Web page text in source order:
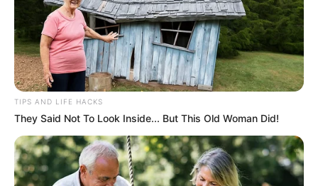
LOCALIDAD ANTONIO
NARIÑO
Conmoción en Ciudad
encuentran a mujer sin
vida en plena calle
HOMICIDA
TIPS AND LIFE HACKS
They Said Not To Look Inside... But This Old Woman Did!